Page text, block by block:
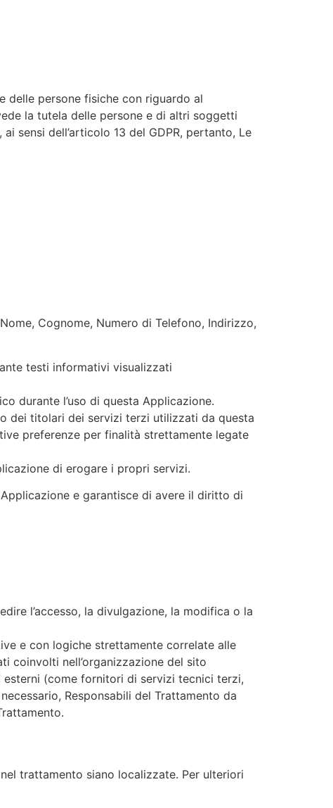
delle persone fisiche con riguardo al
la tutela delle persone e di altri soggetti
sensi dell’articolo 13 del GDPR, pertanto, Le
Cognome, Numero di Telefono, Indirizzo,
testi informativi visualizzati
durante l’uso di questa Applicazione.
dei titolari dei servizi terzi utilizzati da questa
preferenze per finalità strettamente legate
di erogare i propri servizi.
e garantisce di avere il diritto di
l’accesso, la divulgazione, la modifica o la
e con logiche strettamente correlate alle
coinvolti nell’organizzazione del sito
(come fornitori di servizi tecnici terzi,
Responsabili del Trattamento da
trattamento siano localizzate. Per ulteriori